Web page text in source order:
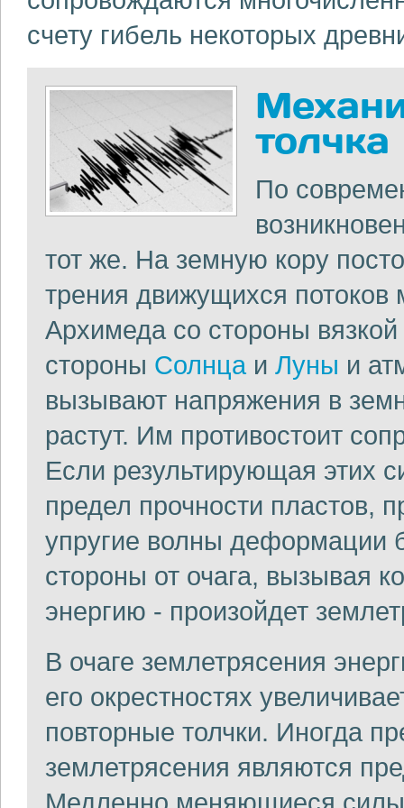
счету гибель некоторых
толчка
По
тот же. На земную кору
трения движущихся
Архимеда со стороны
стороны Солнца и Луны и
вызывают напряжения в
растут. Им противостоит
Если результирующая этих
предел прочности пластов,
упругие волны деформации
стороны от очага, вызывая
энергию - произойдет
В очаге землетрясения
его окрестностях
повторные толчки. Иногда
землетрясения являются